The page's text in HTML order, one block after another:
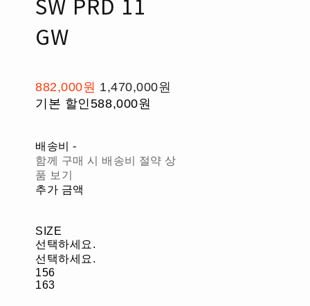
GW
882,000원 1,470,000원
기본 할인588,000원
배송비-
함께 구매 시 배송비 절약 상
품 보기
추가 금액
SIZE
선택하세요.
선택하세요.
156
163